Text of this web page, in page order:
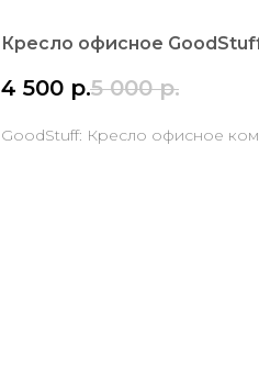
Кресло офисное
4 500 р.5 000 р.
GoodStuff: Кресло офисное